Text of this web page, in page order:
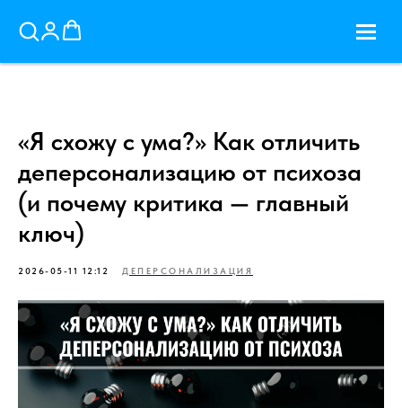
«Я схожу с ума?» Как отличить
деперсонализацию от психоза
(и почему критика — главный
ключ)
2026-05-11 12:12 ДЕПЕРСОНАЛИЗАЦИЯ